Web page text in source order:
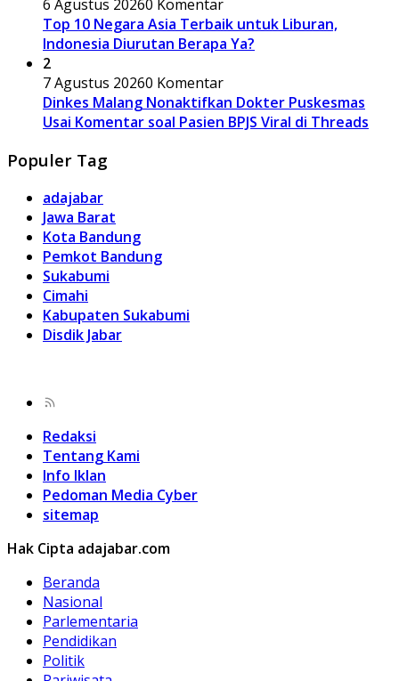
6 Agustus 20260 Komentar
Top 10 Negara Asia Terbaik untuk Liburan,
Indonesia Diurutan Berapa Ya?
2
7 Agustus 20260 Komentar
Dinkes Malang Nonaktifkan Dokter Puskesmas
Usai Komentar soal Pasien BPJS Viral di Threads
Populer Tag
adajabar
Jawa Barat
Kota Bandung
Pemkot Bandung
Sukabumi
Cimahi
Kabupaten Sukabumi
Disdik Jabar
Redaksi
Tentang Kami
Info Iklan
Pedoman Media Cyber
sitemap
Hak Cipta adajabar.com
Beranda
Nasional
Parlementaria
Pendidikan
Politik